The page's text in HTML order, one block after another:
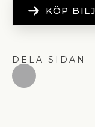
KÖP
DELA SIDAN